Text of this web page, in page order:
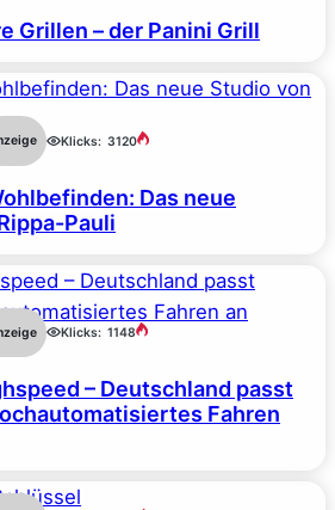
Grillen – der Panini Grill
Klicks: 3120
Das neue
Pauli
Klicks: 1148
– Deutschland passt
Fahren